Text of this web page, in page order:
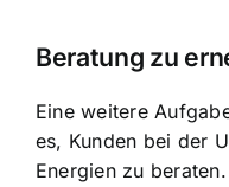
Beratung zu
Eine weitere
es, Kunden bei der
Energien zu